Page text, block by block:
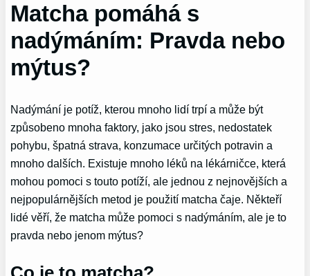
Matcha pomáhá s
nadýmáním: Pravda nebo
mýtus?
Nadýmání je potíž, kterou mnoho lidí trpí a může být
způsobeno mnoha faktory, jako jsou stres, nedostatek
pohybu, špatná strava, konzumace určitých potravin a
mnoho dalších. Existuje mnoho léků na lékárničce, která
mohou pomoci s touto potíží, ale jednou z nejnovějších a
nejpopulárnějších metod je použití matcha čaje. Někteří
lidé věří, že matcha může pomoci s nadýmáním, ale je to
pravda nebo jenom mýtus?